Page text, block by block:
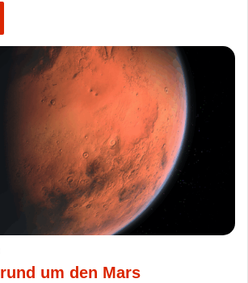
um den Mars